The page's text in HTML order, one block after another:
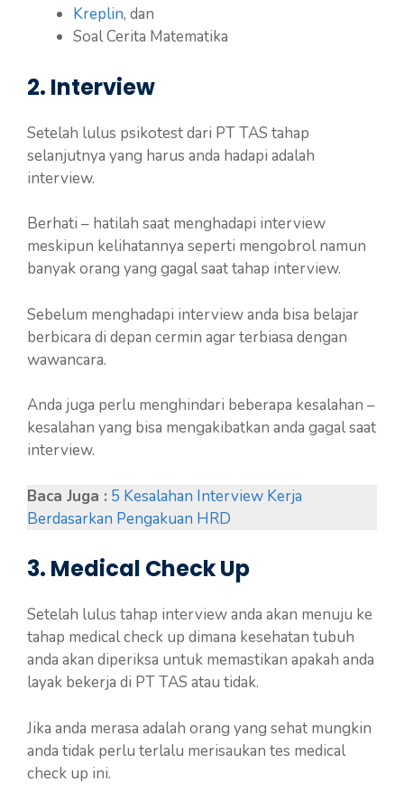
Kreplin, dan
Soal Cerita Matematika
2. Interview
Setelah lulus psikotest dari PT TAS tahap
selanjutnya yang harus anda hadapi adalah
interview.
Berhati – hatilah saat menghadapi interview
meskipun kelihatannya seperti mengobrol namun
banyak orang yang gagal saat tahap interview.
Sebelum menghadapi interview anda bisa belajar
berbicara di depan cermin agar terbiasa dengan
wawancara.
Anda juga perlu menghindari beberapa kesalahan –
kesalahan yang bisa mengakibatkan anda gagal saat
interview.
Baca Juga : 5 Kesalahan Interview Kerja
Berdasarkan Pengakuan HRD
3. Medical Check Up
Setelah lulus tahap interview anda akan menuju ke
tahap medical check up dimana kesehatan tubuh
anda akan diperiksa untuk memastikan apakah anda
layak bekerja di PT TAS atau tidak.
Jika anda merasa adalah orang yang sehat mungkin
anda tidak perlu terlalu merisaukan tes medical
check up ini.